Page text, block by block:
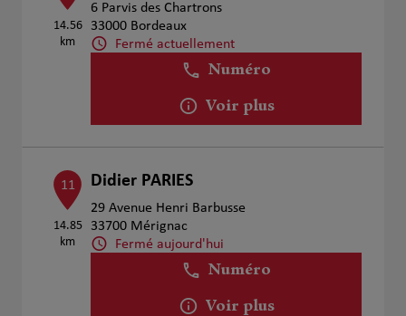
14.56
km
6 Parvis des Chartrons
33000 Bordeaux
Fermé actuellement
Numéro
Voir plus
11
14.85
km
Didier PARIES
29 Avenue Henri Barbusse
33700 Mérignac
Fermé aujourd'hui
Numéro
Voir plus